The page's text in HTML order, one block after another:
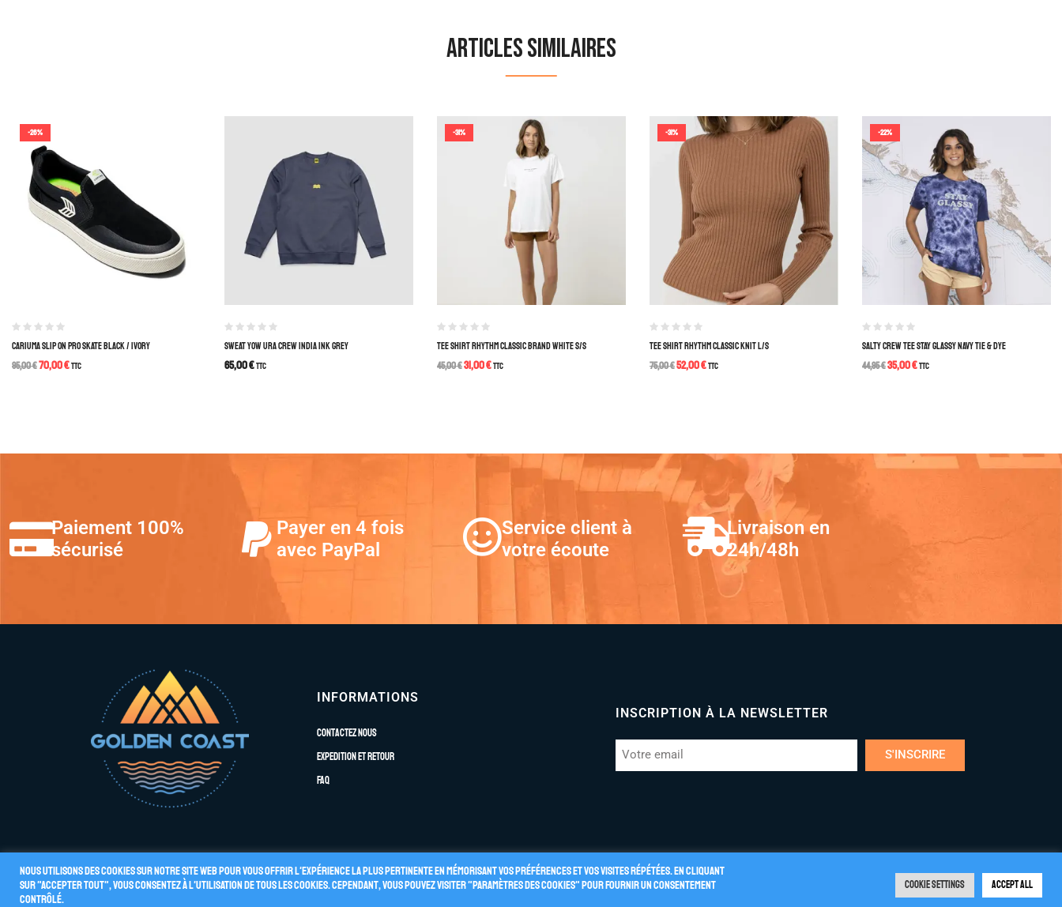
Articles similaires
-26%
CARIUMA SLIP ON PRO SKATE BLACK / IVORY
95,00€70,00€TTC
SWEAT YOW URA CREW INDIA INK GREY
65,00€TTC
-31%
TEE SHIRT RHYTHM CLASSIC BRAND WHITE S/S
45,00€31,00€TTC
-31%
TEE SHIRT RHYTHM CLASSIC KNIT L/S
75,00€52,00€TTC
-22%
SALTY CREW TEE STAY GLASSY NAVY TIE & DYE
44,95€35,00€TTC
Paiement 100%
sécurisé
Payer en 4 fois
avec PayPal
Service client à
votre écoute
Livraison en
24h/48h
INFORMATIONS
Contactez nous
Expedition et retour
FAQ
INSCRIPTION À LA NEWSLETTER
S'INSCRIRE
© 2026 GOLDEN COAST Conditions Générales de Vente Politique de Confidentialité
Nous utilisons des cookies sur notre site Web pour vous offrir l'expérience la plus pertinente en mémorisant vos préférences et vos visites répétées. En cliquant
sur "Accepter tout", vous consentez à l'utilisation de TOUS les cookies. Cependant, vous pouvez visiter "Paramètres des cookies" pour fournir un consentement
contrôlé.
Cookie Settings Accept All